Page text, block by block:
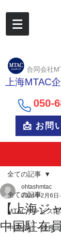
合同会社
上海MTAC
050-6
📩 お問
全ての記事
MTACサービス内
中国会計・税務
全ての記事
【上海ジ
中国駐在
ohtashmtac
2024年2月6日